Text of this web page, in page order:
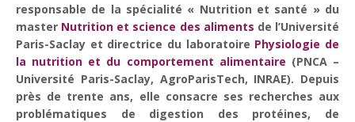
responsable de la spécialité « Nutrition et santé » du
master Nutrition et science des aliments de l’Université
Paris-Saclay et directrice du laboratoire Physiologie de
la nutrition et du comportement alimentaire (PNCA –
Université Paris-Saclay, AgroParisTech, INRAE). Depuis
près de trente ans, elle consacre ses recherches aux
problématiques de digestion des protéines, de